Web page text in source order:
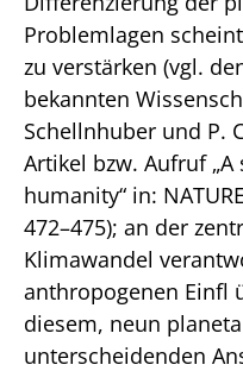
Problemlagen
zu verstärken (vgl.
bekannten
Schellnhuber und P.
Artikel bzw. Aufruf
humanity“ in:
472–475); an der
Klimawandel
anthropogenen Einfl
diesem, neun
unterscheidenden